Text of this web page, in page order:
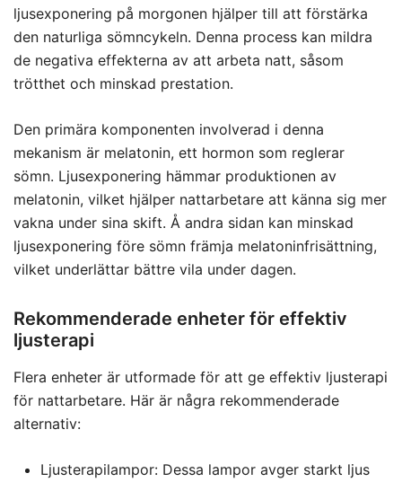
ljusexponering på morgonen hjälper till att förstärka
den naturliga sömncykeln. Denna process kan mildra
de negativa effekterna av att arbeta natt, såsom
trötthet och minskad prestation.
Den primära komponenten involverad i denna
mekanism är melatonin, ett hormon som reglerar
sömn. Ljusexponering hämmar produktionen av
melatonin, vilket hjälper nattarbetare att känna sig mer
vakna under sina skift. Å andra sidan kan minskad
ljusexponering före sömn främja melatoninfrisättning,
vilket underlättar bättre vila under dagen.
Rekommenderade enheter för effektiv
ljusterapi
Flera enheter är utformade för att ge effektiv ljusterapi
för nattarbetare. Här är några rekommenderade
alternativ:
Ljusterapilampor: Dessa lampor avger starkt ljus